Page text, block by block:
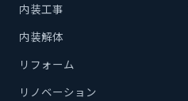
内装工事
内装解体
リフォーム
リノベーション